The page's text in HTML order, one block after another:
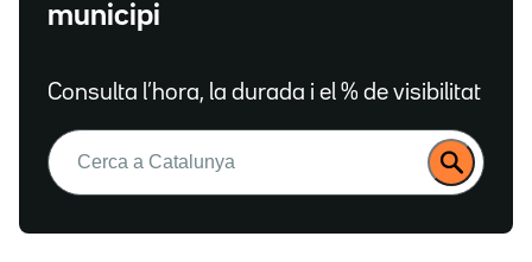
municipi
Consulta l’hora, la durada i el % de visibilitat
Buscar: